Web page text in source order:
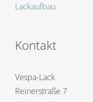
Lackaufbau
Kontakt
Vespa-Lack
Reinerstraße 7